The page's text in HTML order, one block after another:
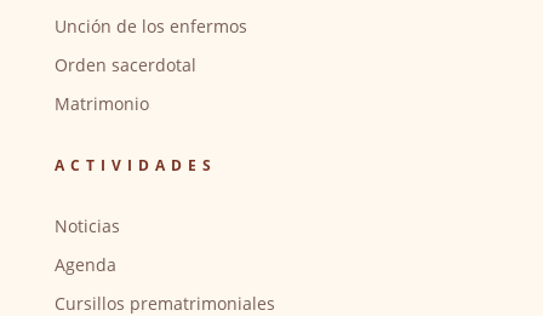
Unción de los enfermos
Orden sacerdotal
Matrimonio
ACTIVIDADES
Noticias
Agenda
Cursillos prematrimoniales